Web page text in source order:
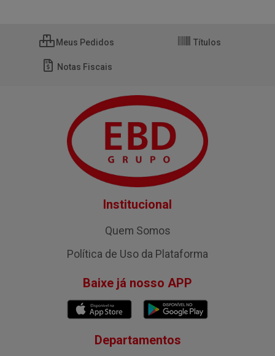
Meus Pedidos Títulos
Notas Fiscais
Institucional
Quem Somos
Política de Uso da Plataforma
Baixe já nosso APP
Departamentos